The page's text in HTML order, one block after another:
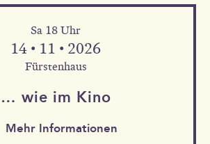
Mehr Informationen
Mehr Informationen
Sa 18 Uhr
14 • 11 • 2026
Fürstenhaus
… wie im Kino
Mehr Informationen